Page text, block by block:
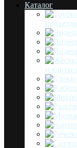
Каталог
и карты-